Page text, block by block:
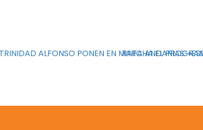
ALFONSO PONEN EN MARCHA EL
RAFA ANDARIAS: